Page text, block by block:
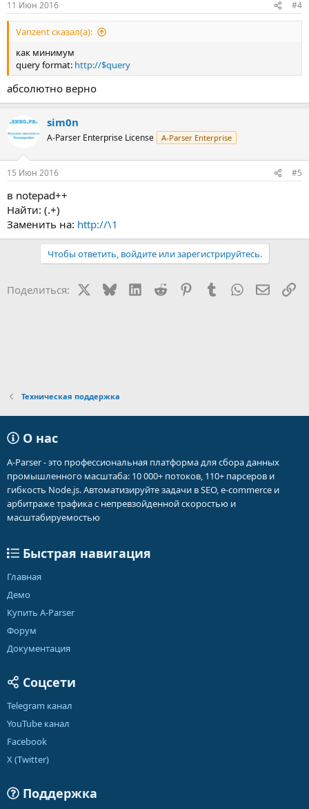
11 Июн 2016 #4
Vanzent сказал(а):
как минимум
query format: http://$query
абсолютно верно
sim0n
A-Parser Enterprise License A-Parser Enterprise
15 Июн 2016 #5
в notepad++
Найти: (.+)
Заменить на: http://\1
Чтобы ответить, войдите или зарегистрируйтесь.
Поделиться: BlueskyLinkedIn
Reddit PinterestTumblr WhatsApp
Техническая поддержка
О нас
A-Parser - это профессиональная платформа для сбора данных
промышленного масштаба: 10 000+ потоков, 110+ парсеров и
гибкость Node.js. Автоматизируйте задачи в SEO, e-commerce и
арбитраже трафика с непревзойденной скоростью и
масштабируемостью
Быстрая навигация
Главная
Демо
Купить A-Parser
Форум
Документация
Соцсети
Telegram канал
YouTube канал
Facebook
X (Twitter)
Поддержка